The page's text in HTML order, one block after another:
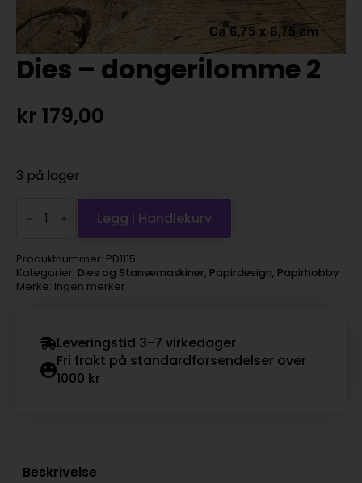
Dies – dongerilomme 2
kr 179,00
3 på lager
dongerilomme
antall
Legg I Handlekurv
Produktnummer: PD1115
Kategorier: Dies og Stansemaskiner, Papirdesign, Papirhobby
Merke: Ingen merker
Leveringstid 3-7 virkedager
Fri frakt på standardforsendelser over
1000 kr
Beskrivelse